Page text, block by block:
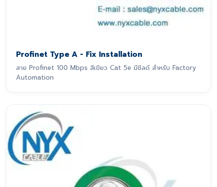
Profinet Type A - Fix Installation
สาย Profinet 100 Mbps สีเขียว Cat 5e มีชีลด์ สำหรับ Factory
Automation